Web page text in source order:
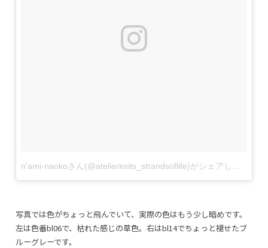
n'ami-naokoさん(@atelierknits_strandsoflife)がシェアした投稿
写真では色がちょっと飛んでいて、実際の色はもう少し暗めです。
左は色番bl06で、枯れた感じの草色。右はbl14でちょっと褪せたブ
ルーグレーです。